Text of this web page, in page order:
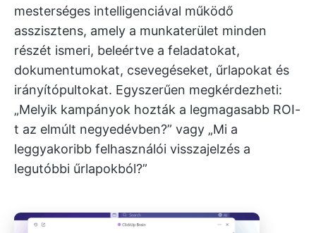
mesterséges intelligenciával működő
asszisztens, amely a munkaterület minden
részét ismeri, beleértve a feladatokat,
dokumentumokat, csevegéseket, űrlapokat és
irányítópultokat. Egyszerűen megkérdezheti:
„Melyik kampányok hozták a legmagasabb ROI-
t az elmúlt negyedévben?” vagy „Mi a
leggyakoribb felhasználói visszajelzés a
legutóbbi űrlapokból?”